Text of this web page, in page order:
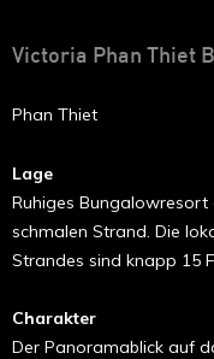
Victoria Phan Thiet
Phan Thiet
Lage
Ruhiges
schmalen Strand. Die
Strandes sind knapp 15
Charakter
Der Panoramablick auf